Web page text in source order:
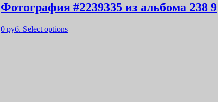
Фотография #2239335 из альбома 238 9
0руб. Select options